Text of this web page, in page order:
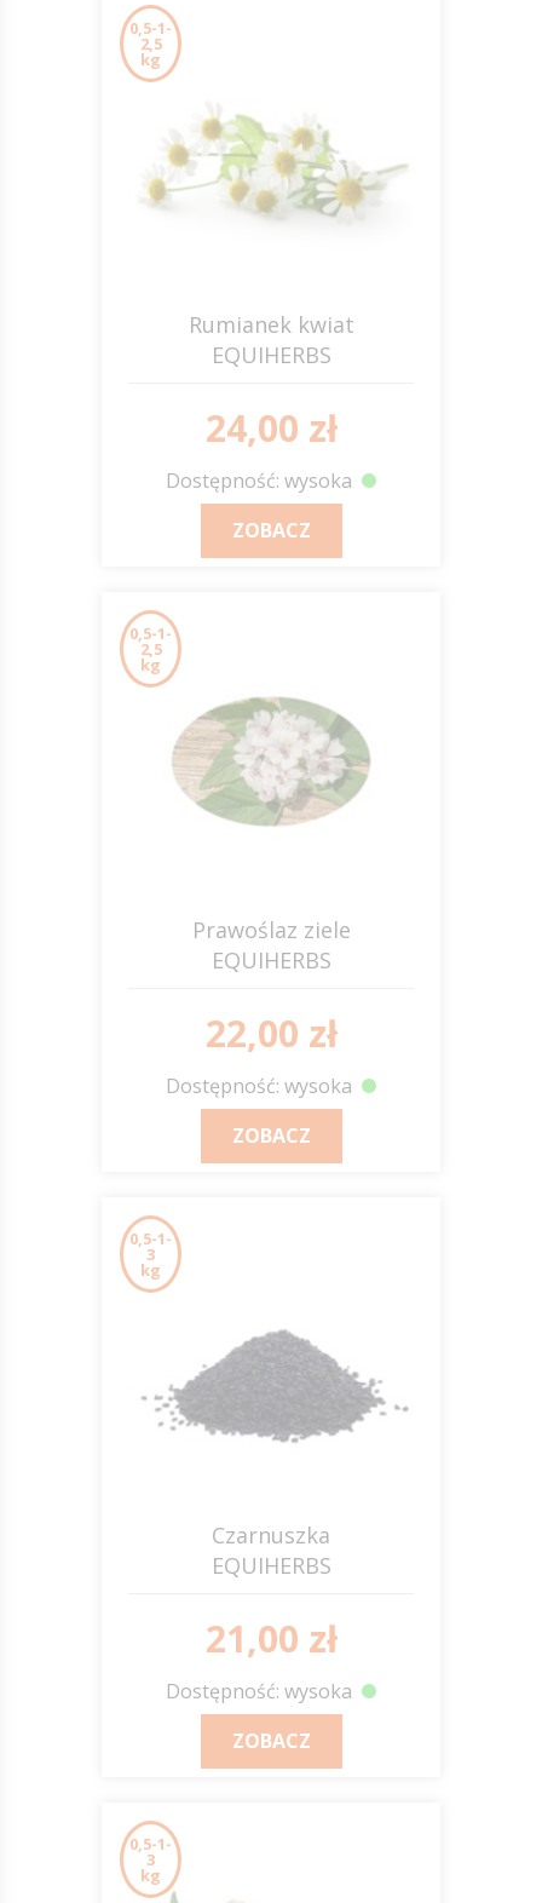
0,5-1-
2,5
kg
Rumianek kwiat
EQUIHERBS
24,00 zł
Dostępność: wysoka
ZOBACZ
0,5-1-
2,5
kg
Prawoślaz ziele
EQUIHERBS
22,00 zł
Dostępność: wysoka
ZOBACZ
0,5-1-
3
kg
Czarnuszka
EQUIHERBS
21,00 zł
Dostępność: wysoka
ZOBACZ
0,5-1-
3
kg